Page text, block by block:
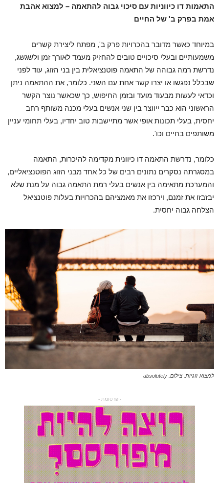
התאמות דו כיווניות עם סיכוי גבוה להתאמה – למצוא אהבת
אמת בפרק ב' של החיים
במיוחד כאשר מדובר בהכרויות פרק ב', מפתח ליצירת קשרים
משמעותיים ובעלי סיכויים טובים להחזיק מעמד לאורך זמן ולשגשג,
נדרשת רמה גבוהה של התאמה פוטנציאלית בין בני הזוג, עוד לפני
שבכלל נפגשו או יצרו קשר אחת עם השני. כלומר, את ההתאמה ניתן
וכדאי לעשות מבעוד מועד ובזמן החיפוש, כך שכאשר נוצר הקשר
הראשוני הוא כבר ייווצר בין שני אנשים בעלי מכנה משותף רחב
יחסית, בעלי תכונות אופי אשר מתיישבות טוב יחדיו, בעלי תחומי עניין
משותפים בחיים וכו'.
כלומר, נדרשת התאמה דו כיוונית מקדימה להיכרות, התאמה
במסגרתה נסקרים נתונים רבים של כל אחד מבני הזוג הפוטנציאליים,
והמערכת מתאימה בין אנשים בעלי רמת התאמה גבוה על מנת שלא
יבזבזו את זמנם, וירכזו את מאמציהם בהכרויות בעלות פוטנציאל
הצלחה גבוה יחסית.
למצוא זוגיות. צילום: absolutely
- פרסומת -